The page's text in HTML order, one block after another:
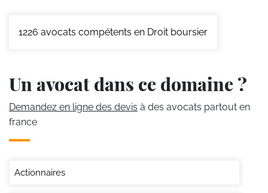
1226 avocats compétents en Droit boursier
Un avocat dans ce domaine ?
Demandez en ligne des devis à des avocats partout en
france
Actionnaires